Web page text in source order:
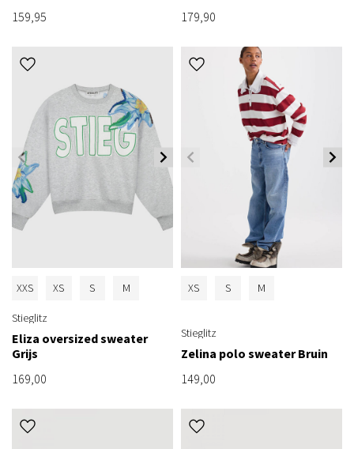
159,95
179,90
XXS XS S M
Stieglitz
Eliza oversized sweater
Grijs
169,00
XS S M
Stieglitz
Zelina polo sweater Bruin
149,00